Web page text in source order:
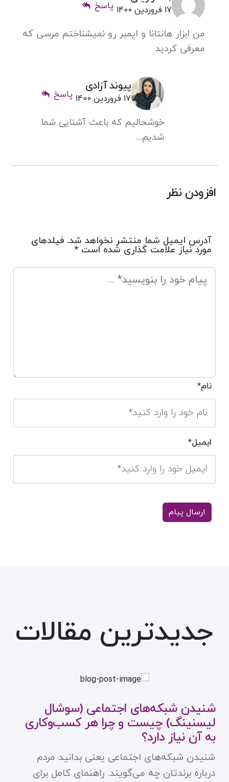
17 فروردین 1400 پاسخ
من ابزار هانتانا و ایمبر رو نمیشناختم مرسی که
معرفی کردید
پیوند آزادی
17 فروردین 1400 پاسخ
خوشحالیم که باعث آشنایی شما
شدیم...
افزودن نظر
آدرس ایمیل شما منتشر نخواهد شد. فیلدهای
مورد نیاز علامت گذاری شده است *
نام*
ایمیل*
جدیدترین مقالات
شنیدن شبکه‌های اجتماعی (سوشال
لیسنینگ) چیست و چرا هر کسب‌وکاری
به آن نیاز دارد؟
شنیدن شبکه‌های اجتماعی یعنی بدانید مردم
درباره برندتان چه می‌گویند. راهنمای کامل برای